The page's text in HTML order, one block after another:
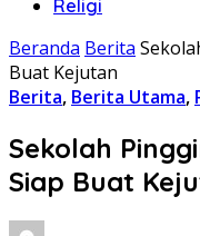
Religi
Beranda Berita
Buat Kejutan
Berita, Berita Utama,
Sekolah
Siap Buat